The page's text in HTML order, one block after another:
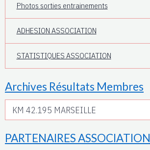
Photos sorties entrainements
ADHESION ASSOCIATION
STATISTIQUES ASSOCIATION
Archives Résultats Membres
PARTENAIRES ASSOCIATION